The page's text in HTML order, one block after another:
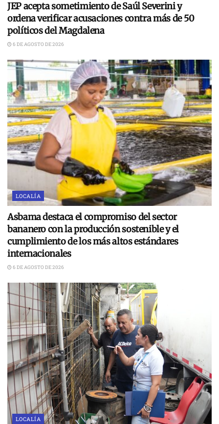
JEP acepta sometimiento de Saúl Severini y
ordena verificar acusaciones contra más de 50
políticos del Magdalena
6 DE AGOSTO DE 2026
LOCALÍA
Asbama destaca el compromiso del sector
bananero con la producción sostenible y el
cumplimiento de los más altos estándares
internacionales
6 DE AGOSTO DE 2026
LOCALÍA